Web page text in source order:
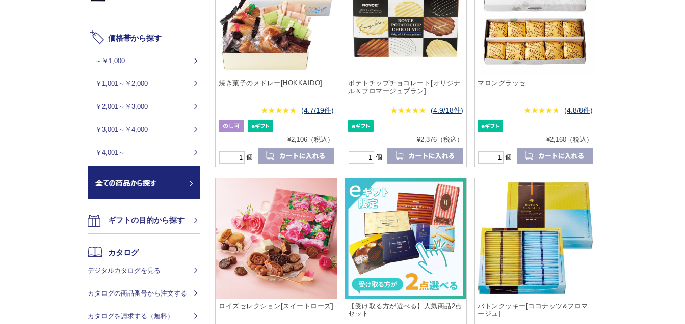
焼き菓子のメドレー[HOKKAIDO]
★★★★★
★★★★★ (4.7/19件)
¥2,106（税込）
個
ポテトチップチョコレート[オリジナ
ル＆フロマージュブラン]
★★★★★
★★★★★ (4.9/18件)
¥2,376（税込）
個
マロングラッセ
★★★★★
★★★★★ (4.8/8件)
¥2,160（税込）
個
ロイズセレクション[スイートローズ]
【受け取る方が選べる】人気商品2点
セット
バトンクッキー[ココナッツ&フロマ
ージュ]
価格帯から探す
～￥1,000
￥1,001～￥2,000
￥2,001～￥3,000
￥3,001～￥4,000
￥4,001～
ギフトの目的から探す
カタログ
デジタルカタログを見る
カタログの商品番号から注文する
カタログを請求する（無料）